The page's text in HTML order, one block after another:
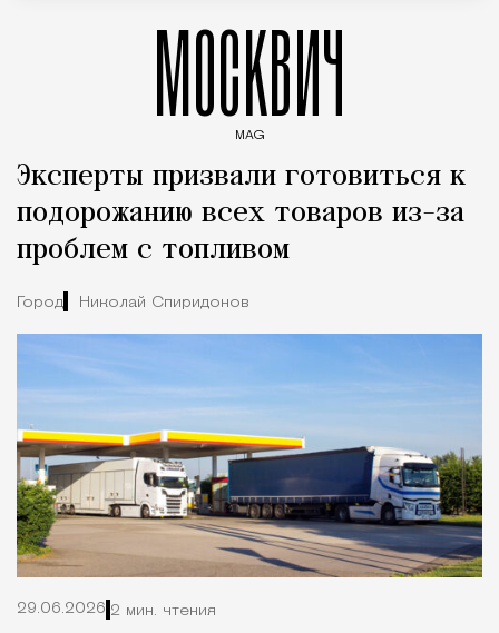
МОСКВИЧ
MAG
Эксперты призвали готовиться к
подорожанию всех товаров из-за
проблем с топливом
Город Николай Спиридонов
29.06.2026 2 мин. чтения